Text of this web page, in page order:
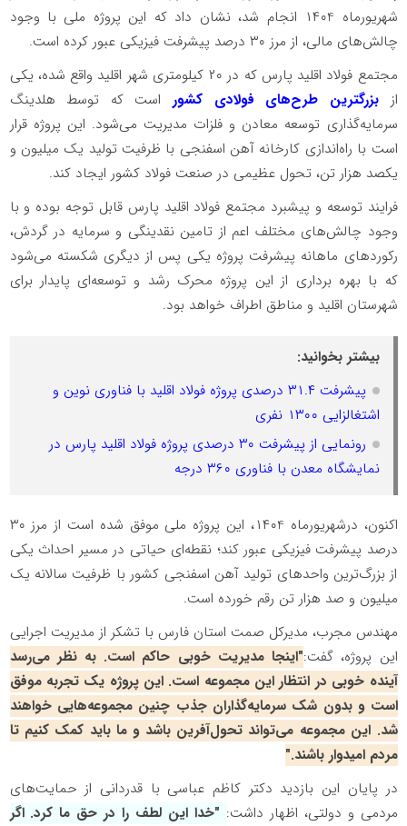
شهریورماه ۱۴۰4 انجام شد، نشان داد که این پروژه ملی با وجود
چالش‌های مالی، از مرز ۳۰ درصد پیشرفت فیزیکی عبور کرده است.
مجتمع فولاد اقلید پارس که در ۲۰ کیلومتری شهر اقلید واقع شده، یکی
از بزرگترین طرح‌های فولادی کشور است که توسط هلدینگ
سرمایه‌گذاری توسعه معادن و فلزات مدیریت می‌شود. این پروژه قرار
است با راه‌اندازی کارخانه آهن اسفنجی با ظرفیت تولید یک میلیون و
یکصد هزار تن، تحول عظیمی در صنعت فولاد کشور ایجاد کند.
فرایند توسعه و پیشبرد مجتمع فولاد اقلید پارس قابل توجه بوده و با
وجود چالش‌های مختلف اعم از تامین نقدینگی و سرمایه در گردش،
رکوردهای ماهانه پیشرفت پروژه یکی پس از دیگری شکسته می‌شود
که با بهره برداری از این پروژه محرک رشد و توسعه‌ای پایدار برای
شهرستان اقلید و مناطق اطراف خواهد بود.
بیشتر بخوانید:
پیشرفت ۳۱.۴ درصدی پروژه فولاد اقلید با فناوری نوین و
اشتغالزایی ۱۳۰۰ نفری
رونمایی از پیشرفت ۳۰ درصدی پروژه فولاد اقلید پارس در
نمایشگاه معدن با فناوری ۳۶۰ درجه
اکنون، درشهریورماه ۱۴۰4، این پروژه ملی موفق شده است از مرز ۳۰
درصد پیشرفت فیزیکی عبور کند؛ نقطه‌ای حیاتی در مسیر احداث یکی
از بزرگ‌ترین واحدهای تولید آهن اسفنجی کشور با ظرفیت سالانه یک
میلیون و صد هزار تن رقم خورده است.
مهندس مجرب، مدیرکل صمت استان فارس با تشکر از مدیریت اجرایی
این پروژه، گفت:"اینجا مدیریت خوبی حاکم است. به نظر می‌رسد
آینده خوبی در انتظار این مجموعه است. این پروژه یک تجربه موفق
است و بدون شک سرمایه‌گذاران جذب چنین مجموعه‌هایی خواهند
شد. این مجموعه می‌تواند تحول‌آفرین باشد و ما باید کمک کنیم تا
مردم امیدوار باشند."
در پایان این بازدید دکتر کاظم عباسی با قدردانی از حمایت‌های
مردمی و دولتی، اظهار داشت: "خدا این لطف را در حق ما کرد. اگر